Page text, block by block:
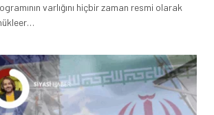
varlığını hiçbir zaman resmi olarak